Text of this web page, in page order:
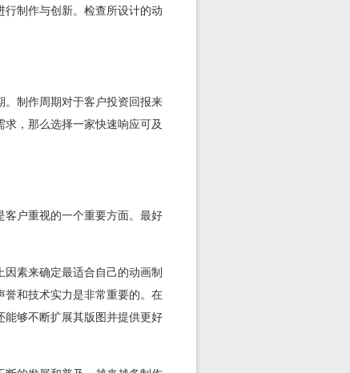
制作与创新。检查所设计的动
制作周期对于客户投资回报来
，那么选择一家快速响应可及
客户重视的一个重要方面。最好
素来确定最适合自己的动画制
和技术实力是非常重要的。在
能够不断扩展其版图并提供更好